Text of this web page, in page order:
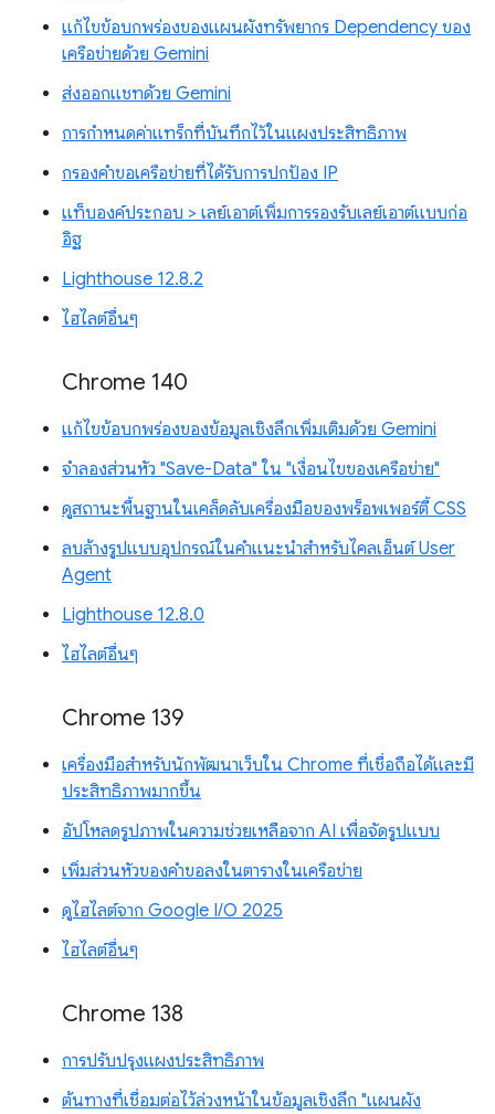
แก้ไขข้อบกพร่องของแผนผังทรัพยากร Dependency ของ
เครือข่ายด้วย Gemini
ส่งออกแชทด้วย Gemini
การกำหนดค่าแทร็กที่บันทึกไว้ในแผงประสิทธิภาพ
กรองคำขอเครือข่ายที่ได้รับการปกป้อง IP
แท็บองค์ประกอบ > เลย์เอาต์เพิ่มการรองรับเลย์เอาต์แบบก่อ
อิฐ
Lighthouse 12.8.2
ไฮไลต์อื่นๆ
Chrome 140
แก้ไขข้อบกพร่องของข้อมูลเชิงลึกเพิ่มเติมด้วย Gemini
จำลองส่วนหัว "Save-Data" ใน "เงื่อนไขของเครือข่าย"
ดูสถานะพื้นฐานในเคล็ดลับเครื่องมือของพร็อพเพอร์ตี้ CSS
ลบล้างรูปแบบอุปกรณ์ในคำแนะนำสำหรับไคลเอ็นต์ User
Agent
Lighthouse 12.8.0
ไฮไลต์อื่นๆ
Chrome 139
เครื่องมือสำหรับนักพัฒนาเว็บใน Chrome ที่เชื่อถือได้และมี
ประสิทธิภาพมากขึ้น
อัปโหลดรูปภาพในความช่วยเหลือจาก AI เพื่อจัดรูปแบบ
เพิ่มส่วนหัวของคำขอลงในตารางในเครือข่าย
ดูไฮไลต์จาก Google I/O 2025
ไฮไลต์อื่นๆ
Chrome 138
การปรับปรุงแผงประสิทธิภาพ
ต้นทางที่เชื่อมต่อไว้ล่วงหน้าในข้อมูลเชิงลึก "แผนผัง